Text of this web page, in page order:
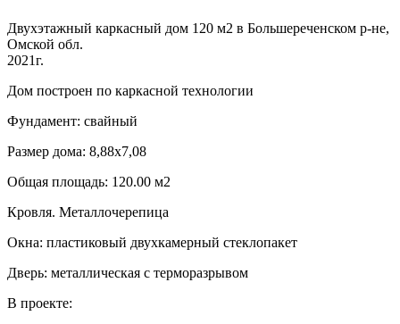
Двухэтажный каркасный дом 120 м2 в Большереченском р-не,
Омской обл.
2021г.
Дом построен по каркасной технологии
Фундамент: свайный
Размер дома: 8,88х7,08
Общая площадь: 120.00 м2
Кровля. Металлочерепица
Окна: пластиковый двухкамерный стеклопакет
Дверь: металлическая с терморазрывом
В проекте: